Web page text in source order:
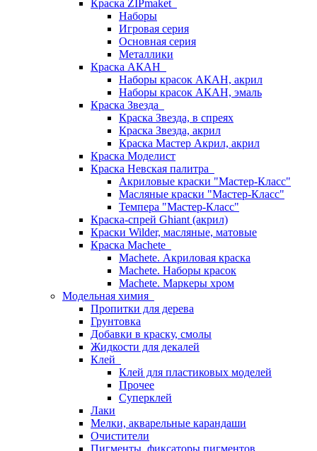
Краска ZIPmaket
Наборы
Игровая серия
Основная серия
Металлики
Краска АКАН
Наборы красок АКАН, акрил
Наборы красок АКАН, эмаль
Краска Звезда
Краска Звезда, в спреях
Краска Звезда, акрил
Краска Мастер Акрил, акрил
Краска Моделист
Краска Невская палитра
Акриловые краски "Мастер-Класс"
Масляные краски "Мастер-Класс"
Темпера "Мастер-Класс"
Краска-спрей Ghiant (акрил)
Краски Wilder, масляные, матовые
Краска Machete
Machete. Акриловая краска
Machete. Наборы красок
Machete. Маркеры хром
Модельная химия
Пропитки для дерева
Грунтовка
Добавки в краску, смолы
Жидкости для декалей
Клей
Клей для пластиковых моделей
Прочее
Суперклей
Лаки
Мелки, акварельные карандаши
Очистители
Пигменты, фиксаторы пигментов